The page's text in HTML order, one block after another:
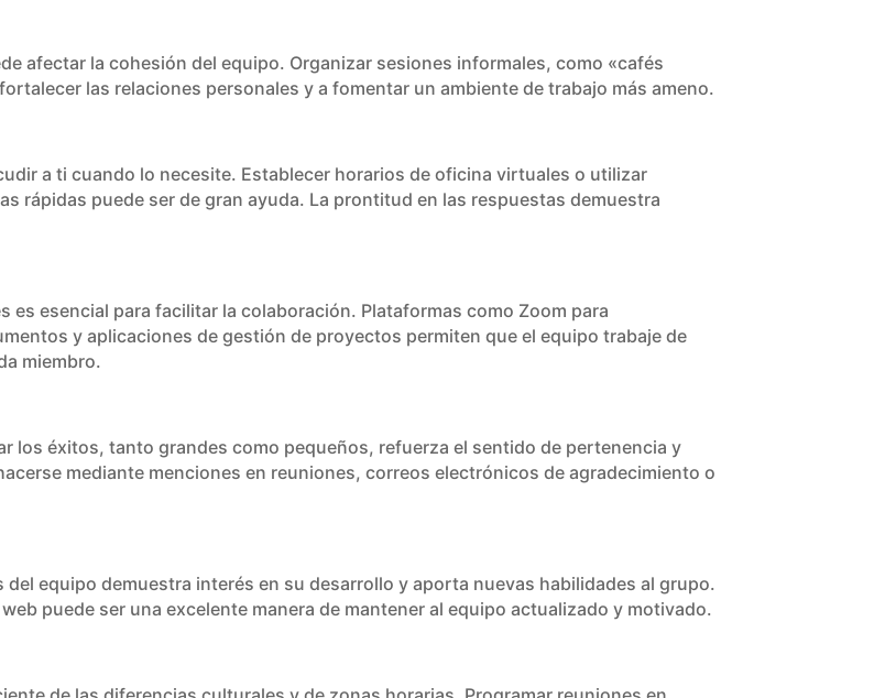
afectar la cohesión del equipo. Organizar sesiones informales, como «cafés
las relaciones personales y a fomentar un ambiente de trabajo más ameno.
a ti cuando lo necesite. Establecer horarios de oficina virtuales o utilizar
rápidas puede ser de gran ayuda. La prontitud en las respuestas demuestra
esencial para facilitar la colaboración. Plataformas como Zoom para
y aplicaciones de gestión de proyectos permiten que el equipo trabaje de
miembro.
los éxitos, tanto grandes como pequeños, refuerza el sentido de pertenencia y
mediante menciones en reuniones, correos electrónicos de agradecimiento o
equipo demuestra interés en su desarrollo y aporta nuevas habilidades al grupo.
puede ser una excelente manera de mantener al equipo actualizado y motivado.